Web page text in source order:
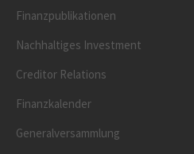
Finanzpublikationen
Nachhaltiges Investment
Creditor Relations
Finanzkalender
Generalversammlung